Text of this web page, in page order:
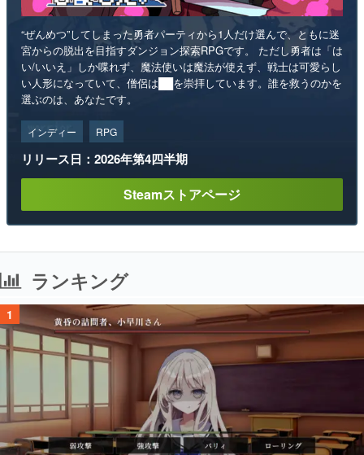
“ぜんめつ”してしまった勇者パーティから1人だけ選んで、ともに迷
宮からの脱出を目指すダンジョン探索RPGです。 ただし勇者は「は
い/いいえ」しか喋れず、魔法使いは魔法が使えず、戦士は可愛らし
い人形になっていて、僧侶は██を崇拝しています。誰を救うのかを
選ぶのは、あなたです。
インディー RPG
リリース日：2026年第4四半期
Steamストアページ
ランキング
1